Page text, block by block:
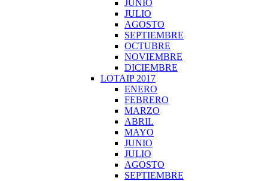
JUNIO
JULIO
AGOSTO
SEPTIEMBRE
OCTUBRE
NOVIEMBRE
DICIEMBRE
LOTAIP 2017
ENERO
FEBRERO
MARZO
ABRIL
MAYO
JUNIO
JULIO
AGOSTO
SEPTIEMBRE